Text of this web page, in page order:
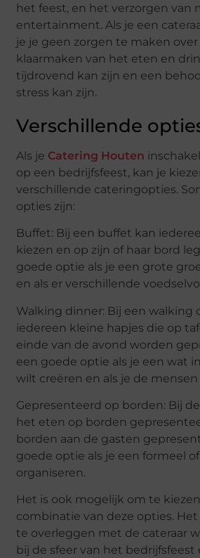
het feest, en het verzorgen van
entertainment. Als je een
je je geen zorgen te maken
klaarmaken van het eten en
tijdrovend kan zijn en een
stress kan zijn.
Verschillende
Als je Catering Houten
op een bedrijfsfeest, kan je
verschillende cateringopties.
opties zijn:
Buffet: Bij een buffet kan
kiezen en op zijn of haar bord
goede optie als je een grote
en als er verschillende
Walking dinner: Bij een walking
iedereen kleine hapjes die op
einde van de avond worden
een goede optie als je een wat
wilt creëren en als je de
Gepresenteerd op borden: Bij
het eten op borden
borden aan de gasten
goede optie als je een formeel
organiseren.
Het is ook mogelijk om te
combinatie van deze opties.
te overleggen met de cateraar
bij de sfeer van het bedrijfsfeest